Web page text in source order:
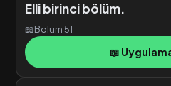
Elli birinci bölüm.
📖Bölüm 51
📖